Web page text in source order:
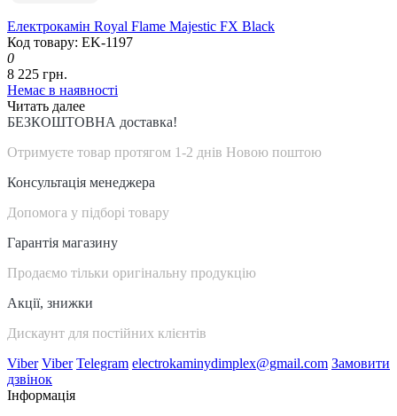
Електрокамін Royal Flame Majestic FX Black
Код товару: EK-1197
0
8 225 грн.
Немає в наявності
Читать далее
БЕЗКОШТОВНА доставка!
Отримуєте товар протягом 1-2 днів Новою поштою
Консультація менеджера
Допомога у підборі товару
Гарантія магазину
Продаємо тільки оригінальну продукцію
Акції, знижки
Дискаунт для постійних клієнтів
Viber Viber Telegram electrokaminydimplex@gmail.com Замовити
дзвінок
Інформація